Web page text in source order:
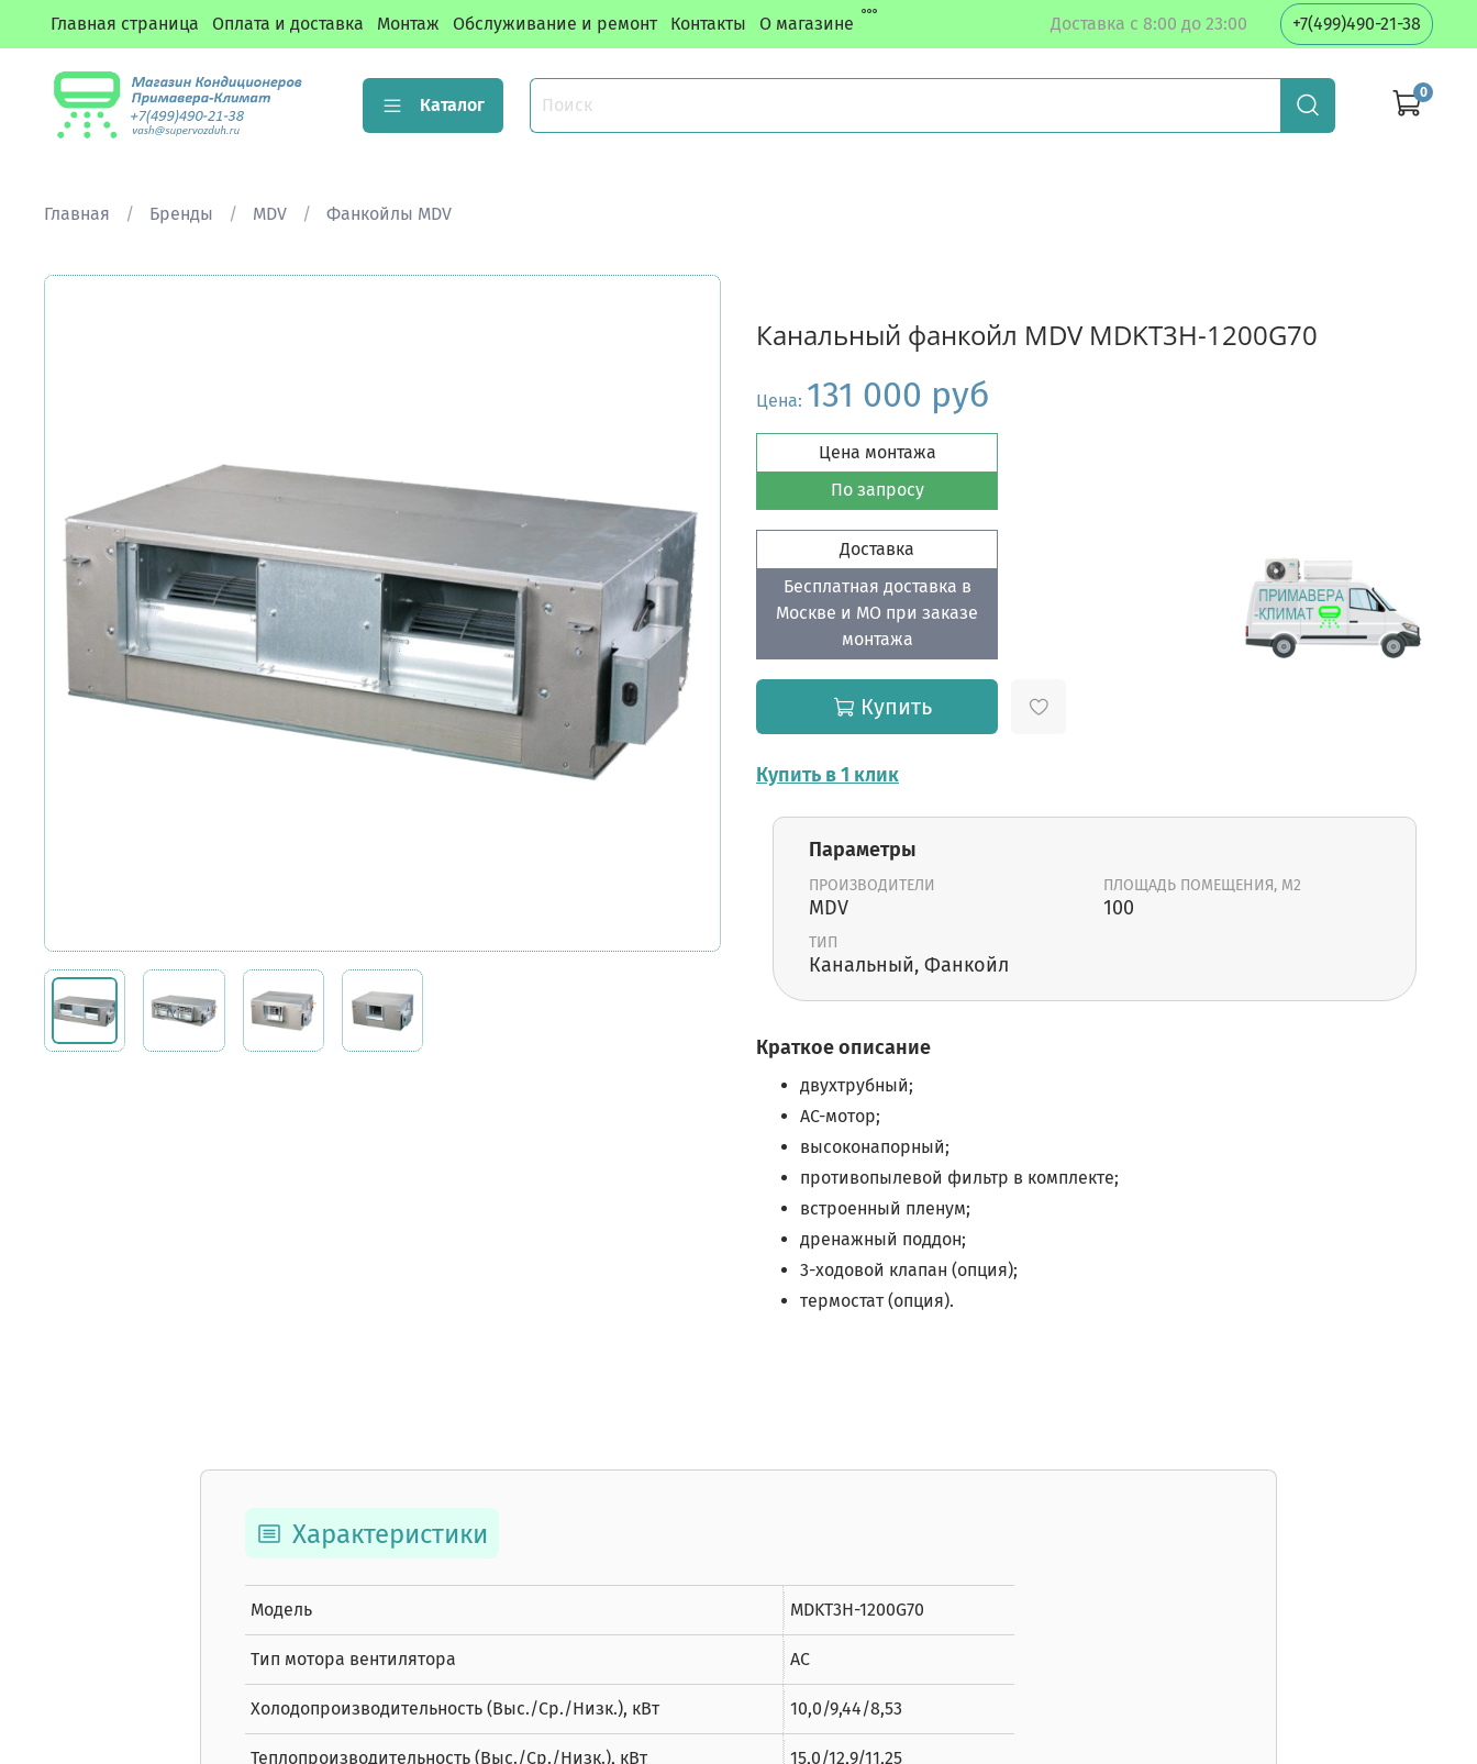
Главная страница Оплата и доставка Монтаж Обслуживание и ремонт Контакты О магазине Доставка с 8:00 до 23:00 +7(499)490-21-38
Каталог
0
Главная Бренды MDV Фанкойлы MDV
Канальный фанкойл MDV MDKT3H-1200G70
Цена: 131 000 руб
Цена монтажа
По запросу
Доставка
Бесплатная доставка в
Москве и МО при заказе
монтажа
Купить
Купить в 1 клик
Параметры
ПРОИЗВОДИТЕЛИ
MDV
ПЛОЩАДЬ ПОМЕЩЕНИЯ, М2
100
ТИП
Канальный, Фанкойл
Краткое описание
двухтрубный;
AC-мотор;
высоконапорный;
противопылевой фильтр в комплекте;
встроенный пленум;
дренажный поддон;
3-ходовой клапан (опция);
термостат (опция).
Характеристики
Модель MDKT3H-1200G70
Тип мотора вентилятора AC
Холодопроизводительность (Выс./Ср./Низк.), кВт 10,0/9,44/8,53
Теплопроизводительность (Выс./Ср./Низк.), кВт 15,0/12,9/11,25